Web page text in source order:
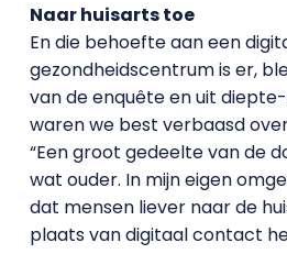
Naar huisarts toe
En die behoefte aan een
gezondheidscentrum is er,
van de enquête en uit
waren we best verbaasd
“Een groot gedeelte van de
wat ouder. In mijn eigen
dat mensen liever naar de
plaats van digitaal contact